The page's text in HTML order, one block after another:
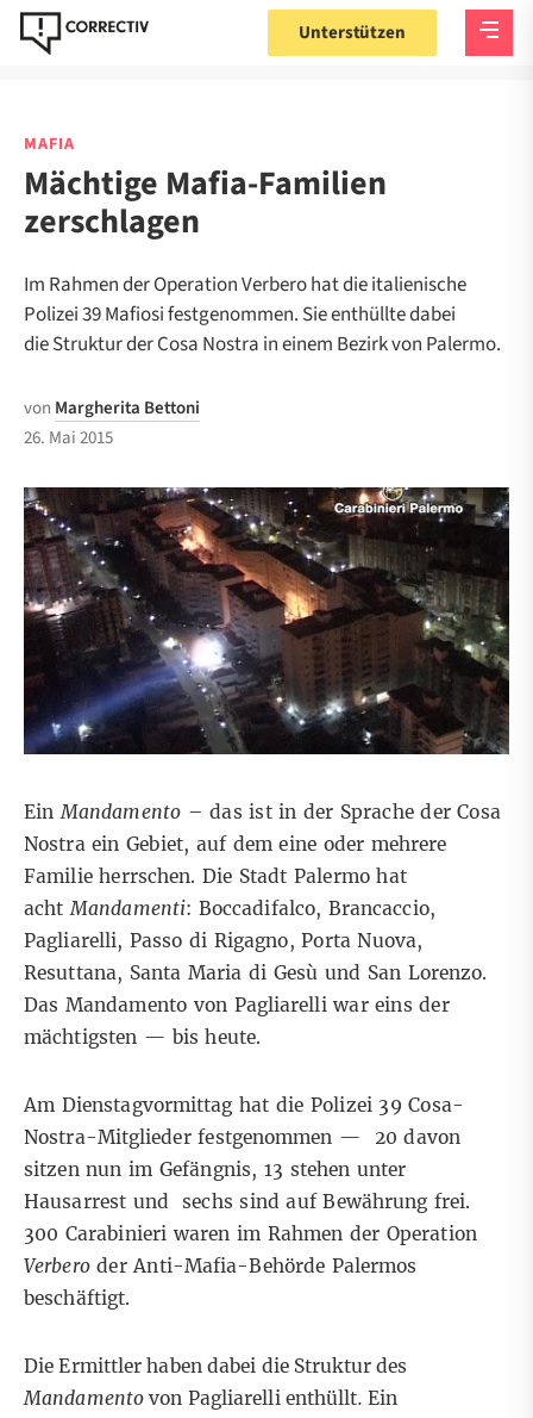
Unterstützen
MAFIA
Mächtige Mafia-Familien
zerschlagen
Im Rahmen der Operation Verbero hat die italienische
Polizei 39 Mafiosi festgenommen. Sie enthüllte dabei
die Struktur der Cosa Nostra in einem Bezirk von Palermo.
von Margherita Bettoni
26. Mai 2015
EinMandamento– das ist in der Sprache der Cosa
Nostra ein Gebiet, auf dem eine oder mehrere
Familie herrschen. Die Stadt Palermo hat
achtMandamenti: Boccadifalco, Brancaccio,
Pagliarelli, Passo di Rigagno, Porta Nuova,
Resuttana, Santa Maria di Gesù und San Lorenzo.
Das Mandamento von Pagliarelli war eins der
mächtigsten — bis heute.
Am Dienstagvormittag hat die Polizei 39 Cosa-
Nostra-Mitglieder festgenommen — 20 davon
sitzen nun im Gefängnis, 13 stehen unter
Hausarrest und sechs sind auf Bewährung frei.
300 Carabinieri waren im Rahmen der Operation
Verberoder Anti-Mafia-Behörde Palermos
beschäftigt.
Die Ermittler haben dabei die Struktur des
Mandamentovon Pagliarelli enthüllt. Ein